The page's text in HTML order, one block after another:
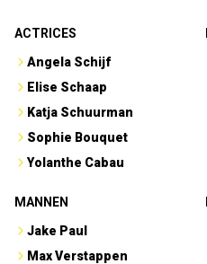
ACTRICES
Angela Schijf
Elise Schaap
Katja Schuurman
Sophie Bouquet
Yolanthe Cabau
MANNEN
Jake Paul
Max Verstappen